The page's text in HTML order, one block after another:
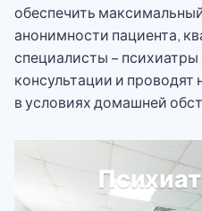
обеспечить
анонимности пациента,
специалисты –
консультации и
в условиях домашней